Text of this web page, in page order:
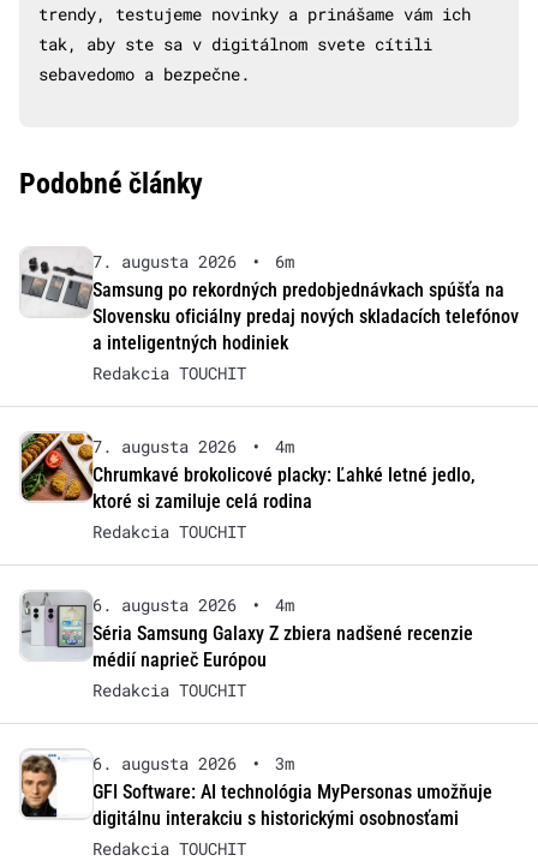
trendy, testujeme novinky a prinášame vám ich
tak, aby ste sa v digitálnom svete cítili
sebavedomo a bezpečne.
Podobné články
7. augusta 2026 •
6m
Samsung po rekordných predobjednávkach spúšťa na
Slovensku oficiálny predaj nových skladacích telefónov
a inteligentných hodiniek
Redakcia TOUCHIT
7. augusta 2026 •
4m
Chrumkavé brokolicové placky: Ľahké letné jedlo,
ktoré si zamiluje celá rodina
Redakcia TOUCHIT
6. augusta 2026 •
4m
Séria Samsung Galaxy Z zbiera nadšené recenzie
médií naprieč Európou
Redakcia TOUCHIT
6. augusta 2026 •
3m
GFI Software: AI technológia MyPersonas umožňuje
digitálnu interakciu s historickými osobnosťami
Redakcia TOUCHIT